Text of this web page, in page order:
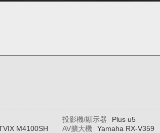
投影機/顯示器
Plus u5
M4100SH AV擴大機
Yamaha RX-V359